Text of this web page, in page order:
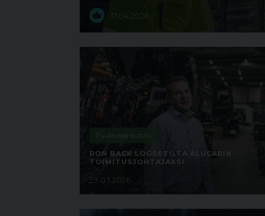
17.04.2026
Puutavara-autoilu
RON BACK LOGSETILTA ALUCARIN
TOIMITUSJOHTAJAKSI
23.03.2026